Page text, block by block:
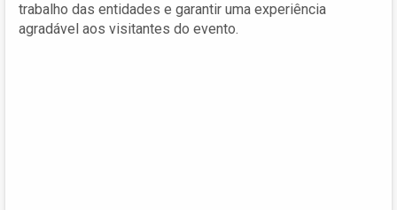
trabalho das entidades e garantir uma experiência
agradável aos visitantes do evento.